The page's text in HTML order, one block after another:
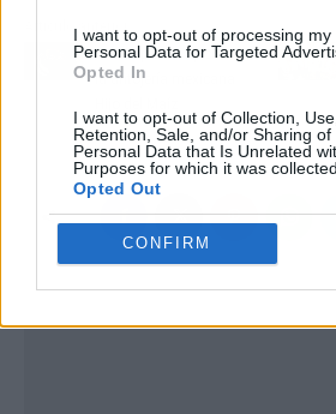
I want to opt-out of processing my
Personal Data for Targeted
Opted In
I want to opt-out of Collection, Use,
Retention, Sale, and/or Sharing of
Personal Data that Is Unrelated
Purposes for which it was collected.
Opted Out
CONFIRM
Artículo anterior
Probar platos típicos en
la antojería mexicana